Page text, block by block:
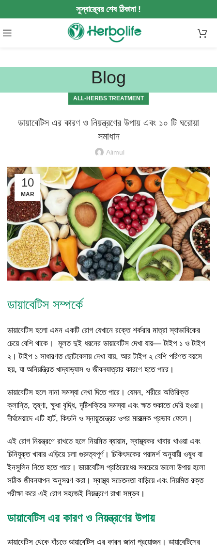
সুস্বাস্থ্যের শেষ ঠিকানা !
Blog
ALL-HERBS TREATMENT
ডায়াবেটিস এর কারণ ও নিয়ন্ত্রণের উপায় এবং ১০ টি ঘরোয়া
সমাধান
Alimul
10
MAR
ডায়াবেটিস সম্পর্কে
ডায়াবেটিস হলো এমন একটি রোগ যেখানে রক্তে শর্করার মাত্রা স্বাভাবিকের
চেয়ে বেশি থাকে। মূলত দুই ধরনের ডায়াবেটিস দেখা যায়— টাইপ ১ ও টাইপ
২। টাইপ ১ সাধারণত ছোটবেলায় দেখা যায়, আর টাইপ ২ বেশি পরিণত বয়সে
হয়, যা অনিয়ন্ত্রিত খাদ্যাভ্যাস ও জীবনযাত্রার কারণে হতে পারে।
ডায়াবেটিস হলে নানা সমস্যা দেখা দিতে পারে। যেমন, শরীরে অতিরিক্ত
ক্লান্তি, তৃষ্ণা, ক্ষুধা বৃদ্ধি, দৃষ্টিশক্তির সমস্যা এবং ক্ষত শুকাতে দেরি হওয়া।
দীর্ঘমেয়াদে এটি হার্ট, কিডনি ও স্নায়ুতন্ত্রের ওপর মারাত্মক প্রভাব ফেলে।
এই রোগ নিয়ন্ত্রণে রাখতে হলে নিয়মিত ব্যায়াম, স্বাস্থ্যকর খাবার খাওয়া এবং
চিনিযুক্ত খাবার এড়িয়ে চলা গুরুত্বপূর্ণ। চিকিৎসকের পরামর্শ অনুযায়ী ওষুধ বা
ইনসুলিন নিতে হতে পারে। ডায়াবেটিস প্রতিরোধের সবচেয়ে ভালো উপায় হলো
সঠিক জীবনযাপন অনুসরণ করা। স্বাস্থ্য সচেতনতা বাড়িয়ে এবং নিয়মিত রক্ত
পরীক্ষা করে এই রোগ সহজেই নিয়ন্ত্রণে রাখা সম্ভব।
ডায়াবেটিস এর কারণ ও নিয়ন্ত্রণের উপায়
ডায়াবেটিস থেকে বাঁচতে ডায়াবেটিস এর কারন জানা প্রয়োজন। ডায়াবেটিসের